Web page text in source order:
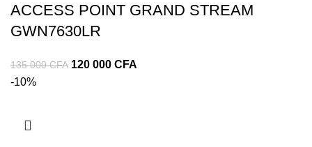
ACCESS POINT GRAND STREAM
GWN7630LR
135 000CFA 120 000 CFA
-10%